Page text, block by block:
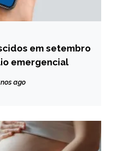
em setembro
emergencial
ago